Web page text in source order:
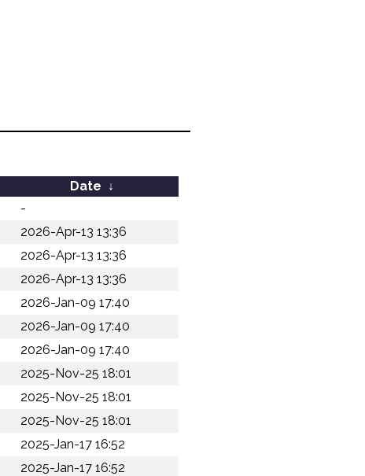
Date ↓
-
2026-Apr-13 13:36
2026-Apr-13 13:36
2026-Apr-13 13:36
2026-Jan-09 17:40
2026-Jan-09 17:40
2026-Jan-09 17:40
2025-Nov-25 18:01
2025-Nov-25 18:01
2025-Nov-25 18:01
2025-Jan-17 16:52
2025-Jan-17 16:52